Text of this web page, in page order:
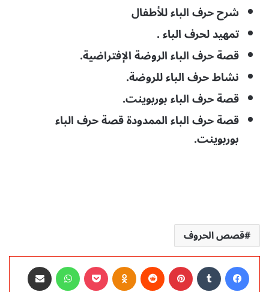
شرح حرف الباء للأطفال
تمهيد لحرف الباء .
قصة حرف الباء الروضة الإفتراضية.
نشاط حرف الباء للروضة.
قصة حرف الباء بوربوينت.
قصة حرف الباء الممدودة قصة حرف الباء
بوربوينت.
قصص الحروف
بينتيريست واتساب